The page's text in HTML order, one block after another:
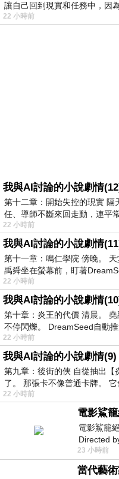
讓自己回到現實和任務中，因
22 小時前
我與AI討論的小說劇情
第十二章：開始失控的現實 隔
任、導師不斷來回走動，連平
22 小時前
我與AI討論的小說劇情
第十一章：鳴仁學院 傍晚。
禹舜坐在螢幕前，盯著
22 小時前
我與AI討論的小說劇情
第十章：炎王的代價 清晨。
不停閃爍。 DreamSeed自動
22 小時前
我與AI討論的小說劇情(9)
第九章：後街的俠 自從抽出【
了。 那張卡不像普通卡牌。
22 小時前
電影鯊籠
Directed
Giordano
23 小時前